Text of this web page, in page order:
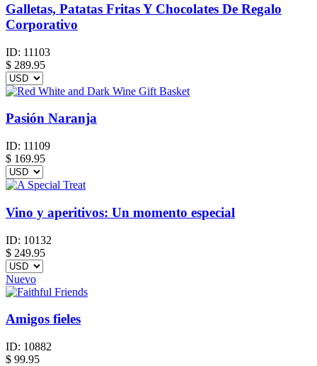
Galletas, Patatas Fritas Y Chocolates De Regalo
Corporativo
ID: 11103
$ 289.95
Pasión Naranja
ID: 11109
$ 169.95
Vino y aperitivos: Un momento especial
ID: 10132
$ 249.95
Nuevo
Amigos fieles
ID: 10882
$ 99.95